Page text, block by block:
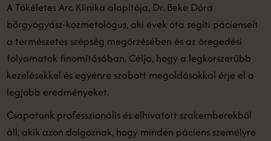
A Tökéletes Arc Klinika alapítója, Dr. Beke Dóra
bőrgyógyász-kozmetológus, aki évek óta segíti pácienseit
a természetes szépség megőrzésében és az öregedési
folyamatok finomításában. Célja, hogy a legkorszerűbb
kezelésekkel és egyénre szabott megoldásokkal érje el a
legjobb eredményeket.
Csapatunk professzionális és elhivatott szakemberekből
áll, akik azon dolgoznak, hogy minden páciens személyre